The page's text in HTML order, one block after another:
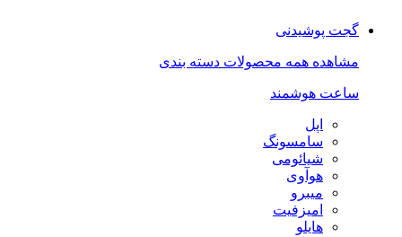
گجت پوشیدنی
مشاهده همه محصولات دسته بندی
ساعت هوشمند
اپل
سامسونگ
شیائومی
هوآوی
میبرو
امیزفیت
هایلو